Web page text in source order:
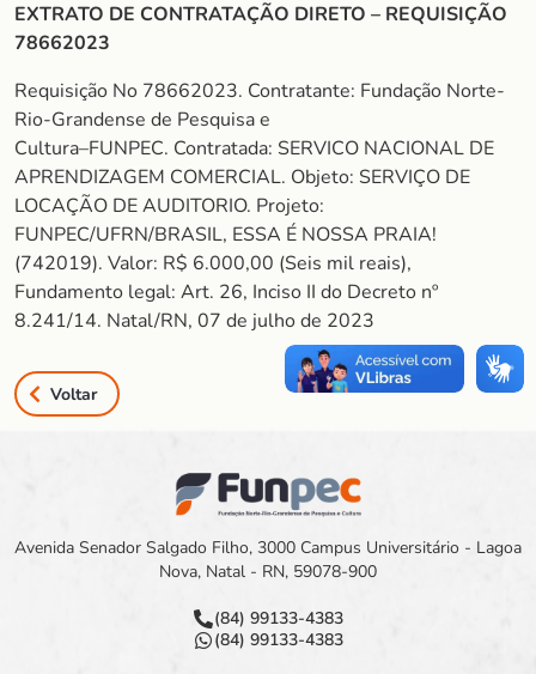
EXTRATO DE CONTRATAÇÃO DIRETO – REQUISIÇÃO
78662023
Requisição No 78662023. Contratante: Fundação Norte-
Rio-Grandense de Pesquisa e
Cultura–FUNPEC. Contratada: SERVICO NACIONAL DE
APRENDIZAGEM COMERCIAL. Objeto: SERVIÇO DE
LOCAÇÃO DE AUDITORIO. Projeto:
FUNPEC/UFRN/BRASIL, ESSA É NOSSA PRAIA!
(742019). Valor: R$ 6.000,00 (Seis mil reais),
Fundamento legal: Art. 26, Inciso II do Decreto nº
8.241/14. Natal/RN, 07 de julho de 2023
Voltar
Avenida Senador Salgado Filho, 3000 Campus Universitário - Lagoa
Nova, Natal - RN, 59078-900
(84) 99133-4383
(84) 99133-4383